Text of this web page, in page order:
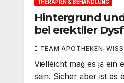
THERAPIEN & BEHANDLUNG
Hintergrund
bei erektiler
TEAM APOTHEKEN-
Vielleicht mag es ja ein
sein. Sicher aber ist es